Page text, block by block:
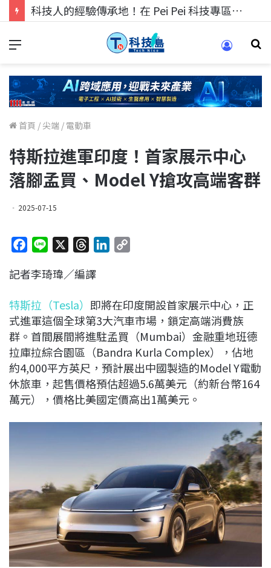
科技人的經驗傳承地！在 Pei Pei 科技專區，與學弟妹交流最硬核的技術
首頁 /尖端 / 電動車
特斯拉進軍印度！首家展示中心
落腳孟買、Model Y搶攻高端客群
2025-07-15
c
b
o
o
k
n
r
a
d
s
e
d
I
n
L
i
k
記者李琦瑋／編譯
特斯拉（Tesla） 即將在印度開設首家展示中心，正
式進軍這個全球第3大汽車市場，鎖定高端消費族
群。首間展間將進駐孟買（Mumbai）金融重地班德
拉庫拉綜合園區（Bandra Kurla Complex），佔地
約4,000平方英尺，預計展出中國製造的Model Y電動
休旅車，起售價格預估超過5.6萬美元（約新台幣164
萬元），價格比美國定價高出1萬美元。